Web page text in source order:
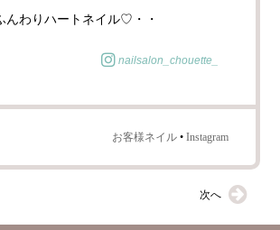
んわりハートネイル♡・・
nailsalon_chouette_
お客様ネイル• Instagram
次へ